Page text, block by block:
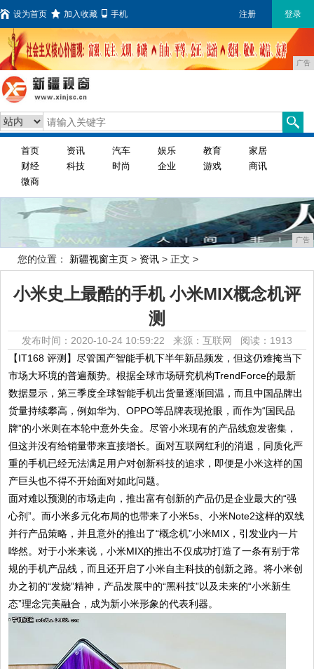
设为首页 加入收藏 手机 注册 登录
广告
首页 资讯 汽车 娱乐 教育
家居
财经
科技 时尚 企业 游戏
商讯
微商
广告
您的位置： 新疆视窗主页 > 资讯 > 正文 >
小米史上最酷的手机 小米MIX概念机评
测
发布时间：2020-10-24 10:59:22 来源：互联网 阅读：1913
【IT168 评测】尽管国产智能手机下半年新品频发，但这仍难掩当下
市场大环境的普遍颓势。根据全球市场研究机构TrendForce的最新
数据显示，第三季度全球智能手机出货量逐渐回温，而且中国品牌出
货量持续攀高，例如华为、OPPO等品牌表现抢眼，而作为“国民品
牌”的小米则在本轮中意外失金。尽管小米现有的产品线愈发密集，
但这并没有给销量带来直接增长。面对互联网红利的消退，同质化严
重的手机已经无法满足用户对创新科技的追求，即便是小米这样的国
产巨头也不得不开始面对如此问题。
面对难以预测的市场走向，推出富有创新的产品仍是企业最大的“强
心剂”。而小米多元化布局的也带来了小米5s、小米Note2这样的双线
并行产品策略，并且意外的推出了“概念机”小米MIX，引发业内一片
哗然。对于小米来说，小米MIX的推出不仅成功打造了一条有别于常
规的手机产品线，而且还开启了小米自主科技的创新之路。将小米创
办之初的“发烧”精神，产品发展中的“黑科技”以及未来的“小米新生
态”理念完美融合，成为新小米形象的代表利器。